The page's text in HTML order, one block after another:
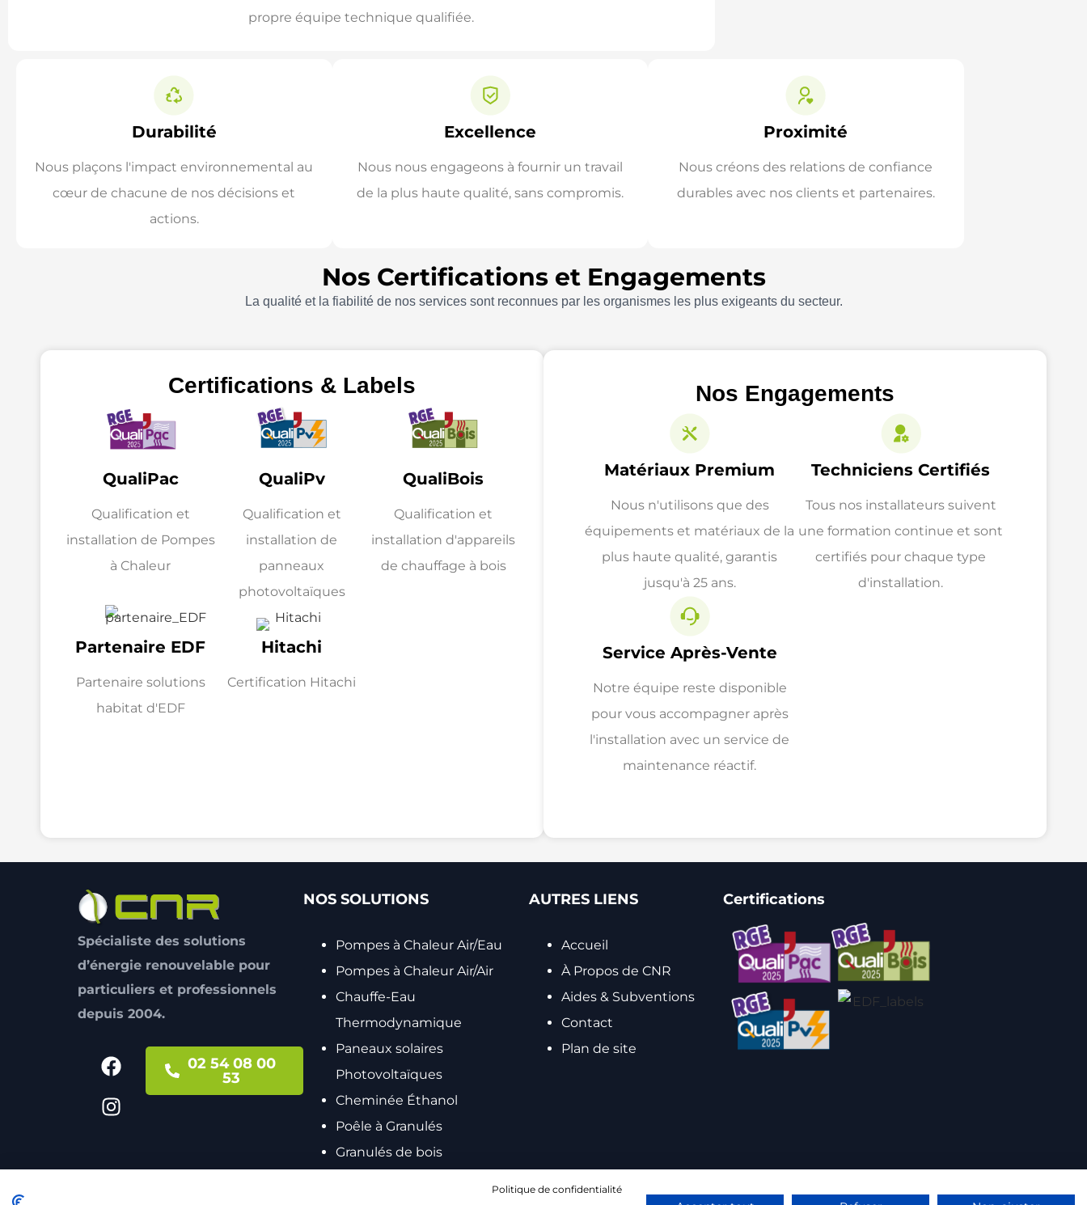
propre équipe technique qualifiée.
Durabilité
Nous plaçons l'impact environnemental au
cœur de chacune de nos décisions et
actions.
Excellence
Nous nous engageons à fournir un travail
de la plus haute qualité, sans compromis.
Proximité
Nous créons des relations de confiance
durables avec nos clients et partenaires.
Nos Certifications et Engagements
La qualité et la fiabilité de nos services sont reconnues par les organismes les plus exigeants du secteur.
Certifications & Labels
QualiPac
Qualification et
installation de Pompes
à Chaleur
QualiPv
Qualification et
installation de
panneaux
photovoltaïques
QualiBois
Qualification et
installation d'appareils
de chauffage à bois
Partenaire EDF
Partenaire solutions
habitat d'EDF
Hitachi
Certification Hitachi
Nos Engagements
Matériaux Premium
Nous n'utilisons que des
équipements et matériaux de la
plus haute qualité, garantis
jusqu'à 25 ans.
Techniciens Certifiés
Tous nos installateurs suivent
une formation continue et sont
certifiés pour chaque type
d'installation.
Service Après-Vente
Notre équipe reste disponible
pour vous accompagner après
l'installation avec un service de
maintenance réactif.
Spécialiste des solutions
d’énergie renouvelable pour
particuliers et professionnels
depuis 2004.
02 54 08 00
53
NOS SOLUTIONS
Pompes à Chaleur Air/Eau
Pompes à Chaleur Air/Air
Chauffe-Eau
Thermodynamique
Paneaux solaires
Photovoltaïques
Cheminée Éthanol
Poêle à Granulés
Granulés de bois
AUTRES LIENS
Accueil
À Propos de CNR
Aides & Subventions
Contact
Plan de site
Certifications
Politique de confidentialité